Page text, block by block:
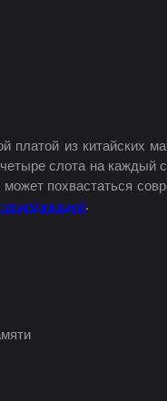
платой из китайских
слота на каждый
похвастаться
.